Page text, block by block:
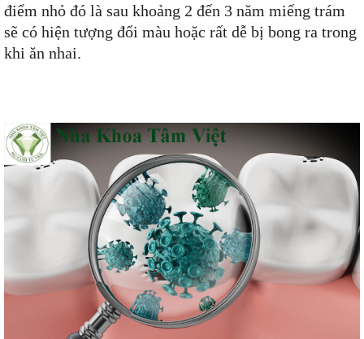
điểm nhỏ đó là sau khoảng 2 đến 3 năm miếng trám
sẽ có hiện tượng đổi màu hoặc rất dễ bị bong ra trong
khi ăn nhai.